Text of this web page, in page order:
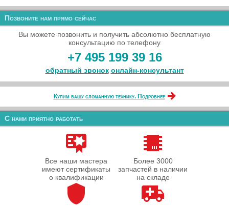
Позвоните нам прямо сейчас
Вы можете позвонить и получить абсолютно бесплатную
консультацию по телефону
+7 495 199 39 16
обратный звонок онлайн‑консультант
Купим вашу сломанную технику. Подробнее
С нами приятно работать
Все наши мастера
имеют сертификаты
о квалификации
Более 3000
запчастей в наличии
на складе